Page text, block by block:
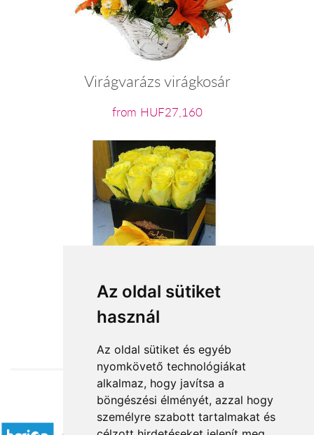
Az oldal sütiket
használ
Az oldal sütiket és egyéb
nyomkövető technológiákat
alkalmaz, hogy javítsa a
böngészési élményét, azzal hogy
személyre szabott tartalmakat és
Virágvarázs virágkosár
from HUF27,160
from HUF31,200
Accepted payment methods